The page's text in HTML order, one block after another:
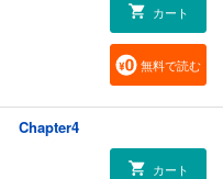
カート
無料で読む
Chapter4
カート